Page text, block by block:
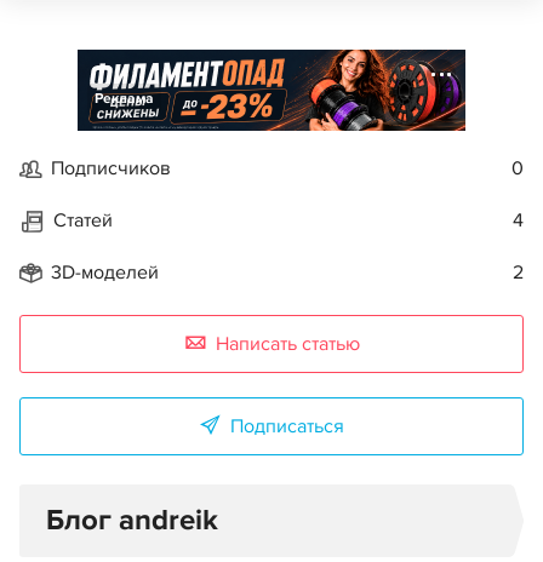
Реклама
Подписчиков 0
Статей 4
3D-моделей 2
Написать статью
Подписаться
Блог andreik